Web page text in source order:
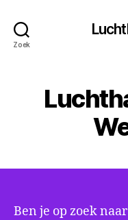
Zoek
Ben je op zoek